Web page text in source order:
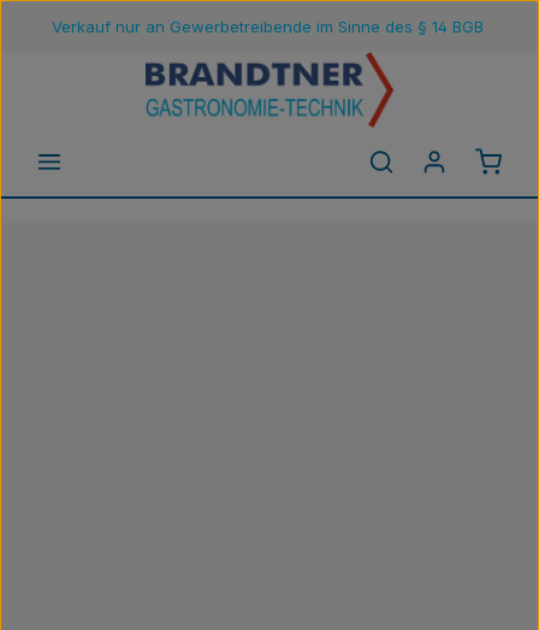
Zum Hauptinhalt springen
Verkauf nur an Gewerbetreibende im Sinne des § 14 BGB